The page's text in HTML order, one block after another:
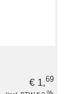
€ 1,69
04